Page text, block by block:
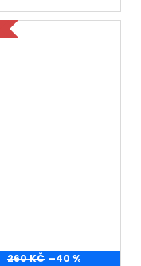
260 KČ –40 %